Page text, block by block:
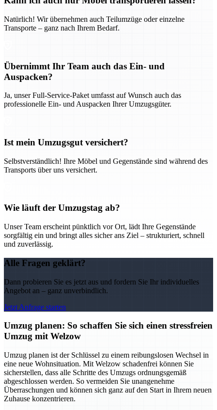
Natürlich! Wir übernehmen auch Teilumzüge oder einzelne
Transporte – ganz nach Ihrem Bedarf.
Übernimmt Ihr Team auch das Ein- und
Auspacken?
Ja, unser Full-Service-Paket umfasst auf Wunsch auch das
professionelle Ein- und Auspacken Ihrer Umzugsgüter.
Ist mein Umzugsgut versichert?
Selbstverständlich! Ihre Möbel und Gegenstände sind während des
Transports über uns versichert.
Wie läuft der Umzugstag ab?
Unser Team erscheint pünktlich vor Ort, lädt Ihre Gegenstände
sorgfältig ein und bringt alles sicher ans Ziel – strukturiert, schnell
und zuverlässig.
Alle Fragen geklärt?
Dann probieren Sie es jetzt aus und fordern Sie Ihr individuelles
Angebot an – ganz unverbindlich.
Jetzt Anfrage starten
Umzug planen: So schaffen Sie sich einen stressfreien
Umzug mit Welzow
Umzug planen ist der Schlüssel zu einem reibungslosen Wechsel in
eine neue Wohnsituation. Mit Welzow schadenfrei können Sie
sicherstellen, dass alle Schritte des Umzugs ordnungsgemäß
abgeschlossen werden. So vermeiden Sie unangenehme
Überraschungen und können sich ganz auf den Start in Ihrem neuen
Zuhause konzentrieren.